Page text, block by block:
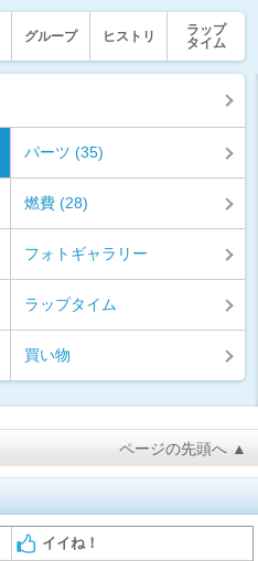
グループ ヒストリ
ラップ
タイム
パーツ (35)
燃費 (28)
フォトギャラリー
ラップタイム
買い物
ページの先頭へ ▲
イイね！